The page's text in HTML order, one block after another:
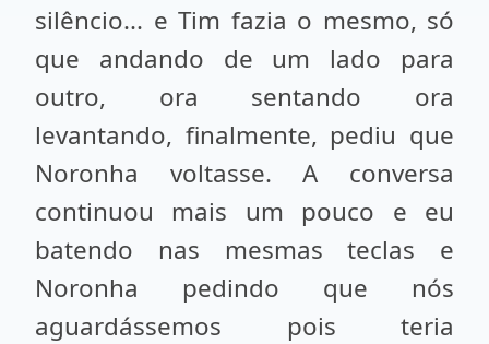
silêncio... e Tim fazia o mesmo, só
que andando de um lado para
outro, ora sentando ora
levantando, finalmente, pediu que
Noronha voltasse. A conversa
continuou mais um pouco e eu
batendo nas mesmas teclas e
Noronha pedindo que nós
aguardássemos pois teria